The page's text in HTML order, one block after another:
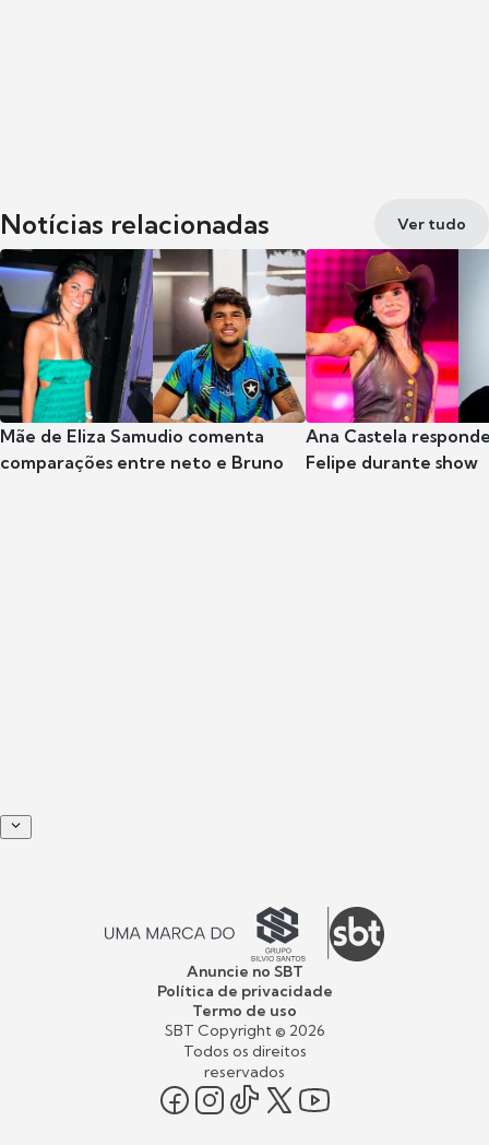
Notícias relacionadas Ver tudo
Mãe de Eliza Samudio comenta
comparações entre neto e Bruno
Ana Castela
Felipe durante show
Anuncie no SBT
Política de privacidade
Termo de uso
SBT Copyright © 2026
Todos os direitos
reservados